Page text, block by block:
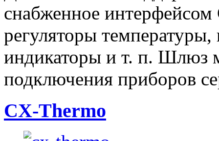
снабженное
регуляторы
индикаторы и т. п. Шлюз
подключения приборов
CX-Thermo